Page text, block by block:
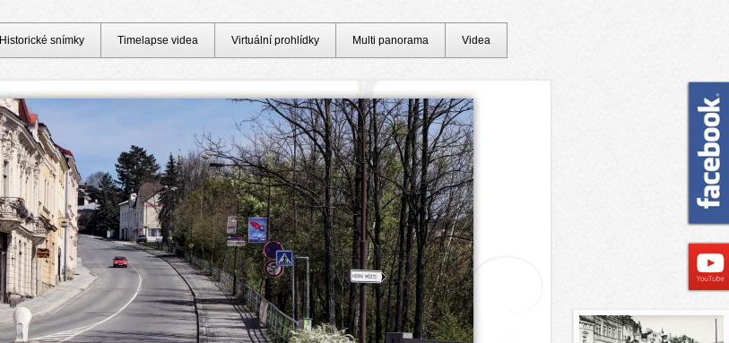
Historické snímky Timelapse videa Virtuální prohlídky Multi panorama Videa